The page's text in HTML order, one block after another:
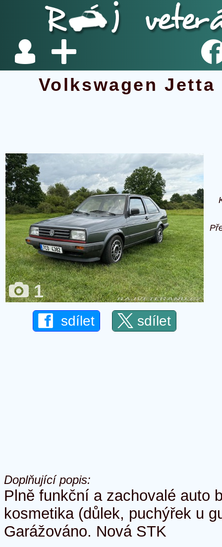
Volkswagen Jetta
1
sdílet sdílet
Doplňující popis:
Plně funkční a zachovalé auto
kosmetika (důlek, puchýřek u
Garážováno. Nová STK